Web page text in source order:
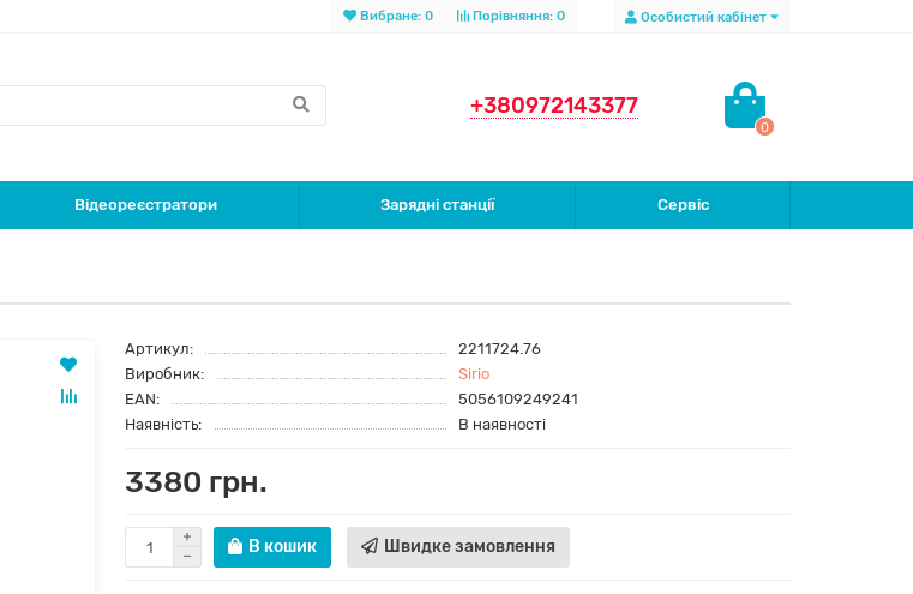
Особистий кабінет
Порівняння: 0
Вибране: 0
+380972143377
0
Відеореєстратори Зарядні станції Сервіс
Артикул:
2211724.76
Виробник:
Sirio
EAN:
5056109249241
Наявність:
В наявності
3380 грн.
В кошик Швидке замовлення